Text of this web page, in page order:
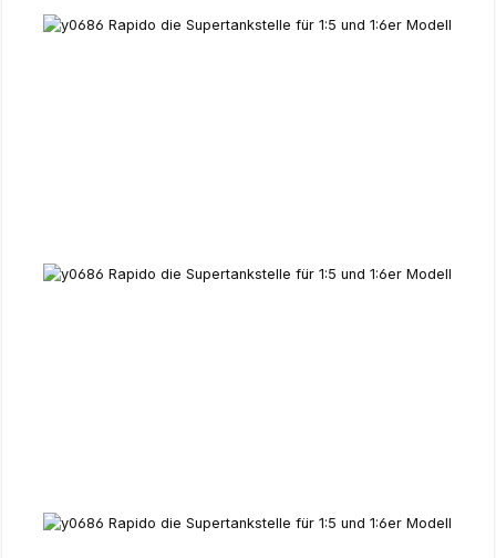
Bildergalerie überspringen